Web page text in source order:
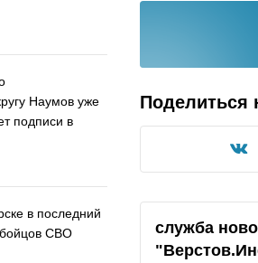
Наумов уже
подписи в
в последний
бойцов СВО
Поделиться
служба
"